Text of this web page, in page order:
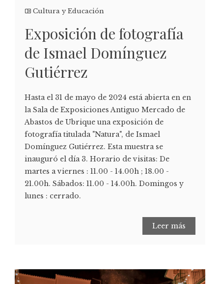
Cultura y Educación
Exposición de fotografía
de Ismael Domínguez
Gutiérrez
Hasta el 31 de mayo de 2024 está abierta en en
la Sala de Exposiciones Antiguo Mercado de
Abastos de Ubrique una exposición de
fotografía titulada "Natura", de Ismael
Domínguez Gutiérrez. Esta muestra se
inauguró el día 3. Horario de visitas: De
martes a viernes : 11.00 - 14.00h ; 18.00 -
21.00h. Sábados: 11.00 - 14.00h. Domingos y
lunes : cerrado.
Leer más